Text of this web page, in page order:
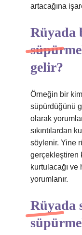
artacağına
Rüyada
gelir?
Örneğin bir
süpürdüğünü
olarak
sıkıntılardan
söylenir. Yine
gerçekleştiren
kurtulacağı
yorumlanır.
Rüyada